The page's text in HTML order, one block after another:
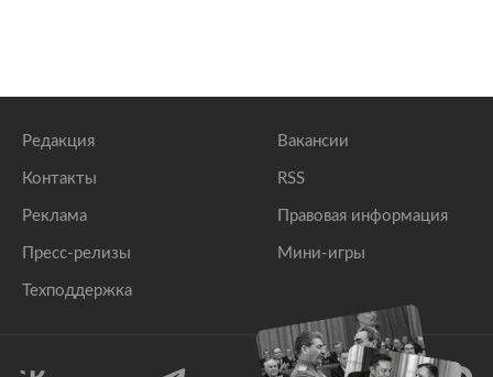
Редакция
Контакты
Реклама
Пресс-релизы
Техподдержка
Вакансии
RSS
Правовая информация
Мини-игры